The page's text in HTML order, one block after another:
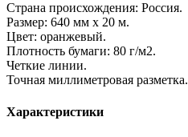
Страна происхождения: Россия.
Размер: 640 мм х 20 м.
Цвет: оранжевый.
Плотность бумаги: 80 г/м2.
Четкие линии.
Точная миллиметровая разметка.
Характеристики